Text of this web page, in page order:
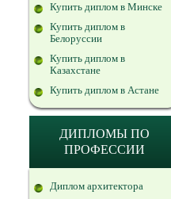
Купить диплом в Минске
Купить диплом в
Белоруссии
Купить диплом в
Казахстане
Купить диплом в Астане
ДИПЛОМЫ ПО
ПРОФЕССИИ
Диплом архитектора